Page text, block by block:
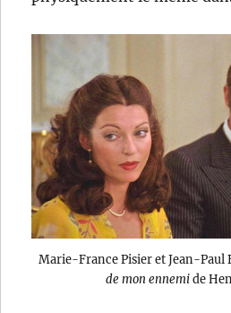
Marie-France Pisier et Jean-Paul
de mon ennemide